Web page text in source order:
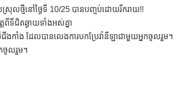
លថ្មីនៅថ្ងៃទី 10/25 បានបញ្ចប់ដោយរីករាយ!!
ទីជិតឆ្ងាយទាំងអស់គ្នា
ាំង ដែលបានលេងការបកប្រែវ៉ានីឡាជាមួយអ្នកចូលរួម។
ចូលរួម។